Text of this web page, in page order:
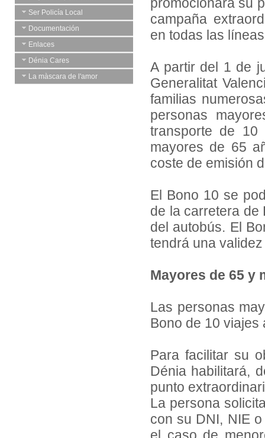
Ser Policía Local
Documentación
Enlaces
Dénia Cares
La màscara de l'amor
campaña
en todas las
A partir del 1 de
Generalitat
familias
personas
transporte de
mayores de 65
coste de emisión
El Bono 10 se
de la carretera de
del autobús. El
tendrá una
Mayores de 65 y
Las personas
Bono de 10
Para facilitar su
Dénia habilitará,
punto
La persona
con su DNI, NIE